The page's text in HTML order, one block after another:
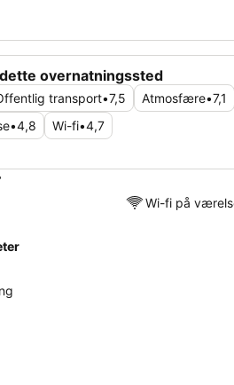
overnatningssted
transport•7,5 Atmosfære•7,1
•4,8 Wi-fi•4,7
Wi-fi på